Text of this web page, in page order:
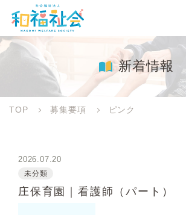
新着情報
TOP 募集要項 ピンク
2026.07.20
未分類
庄保育園｜看護師（パート）